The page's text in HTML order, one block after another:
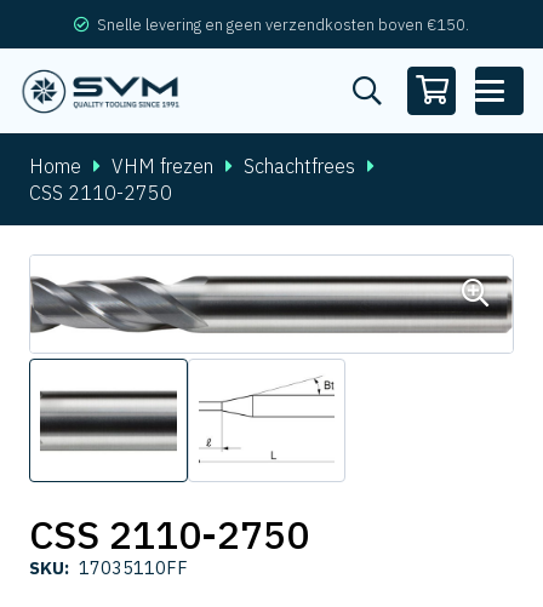
Snelle levering en geen verzendkosten boven €150.
Home VHM frezen
Schachtfrees
CSS 2110-2750
CSS 2110-2750
SKU: 17035110FF